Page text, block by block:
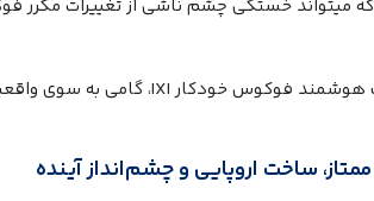
که میتواند خستگی چشم ناشی از تغییرات
ساخت اروپایی و چشم‌انداز آینده